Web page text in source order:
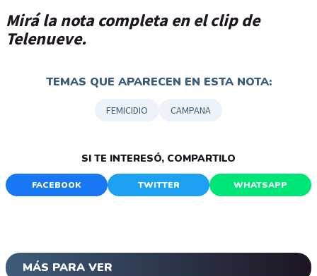
Mirá la nota completa en el clip de
Telenueve.
TEMAS QUE APARECEN EN ESTA NOTA:
FEMICIDIO CAMPANA
SI TE INTERESÓ, COMPARTILO
FACEBOOK TWITTER WHATSAPP
MÁS PARA VER